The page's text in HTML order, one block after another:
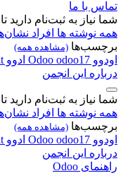
تماس با ما
شما نیاز به ثبت‌نام دارید
همه نوشته ها افراد
برچسب‌ها (مشاهده همه)
اودوو Odoo odoo17 ادوو
درباره این انجمن
شما نیاز به ثبت‌نام دارید
همه نوشته ها افراد
برچسب‌ها (مشاهده همه)
اودوو Odoo odoo17 ادوو
درباره این انجمن
راهنمای Odoo